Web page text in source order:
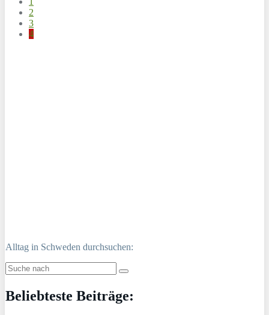
2
3
4
Alltag in Schweden durchsuchen:
Beliebteste Beiträge: